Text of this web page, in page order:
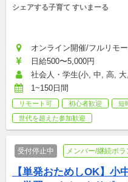
シェアする子育て すいまーる
オンライン開催/フルリモ
日給500〜5,000円
社会人・学生(小, 中, 高,
1~150日間
リモート可 初心者歓迎 短
世代を超えた参加歓迎
受付停止中 メンバー/継続ボ
【単発おためしOK】小